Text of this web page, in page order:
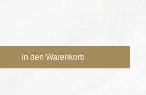
In den Warenkorb